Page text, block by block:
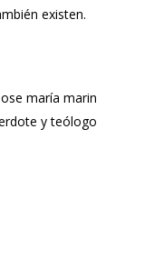
existen.
maría marin
y teólogo